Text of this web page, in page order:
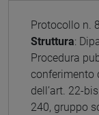
Protocollo n.
Struttura:
Procedura
conferimento
dell’art. 22-
240, gruppo